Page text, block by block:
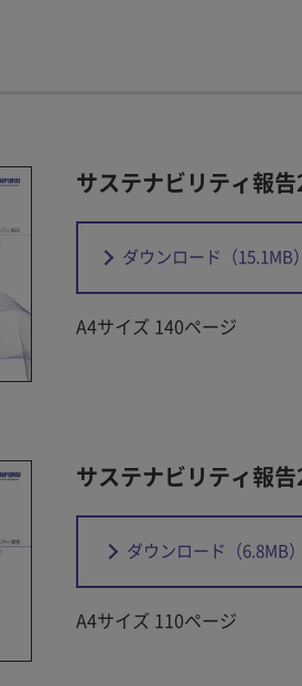
サステナビリティ報
ダウンロード （15.1MB
A4サイズ 140ページ
サステナビリティ報
ダウンロード （6.8MB
A4サイズ 110ページ